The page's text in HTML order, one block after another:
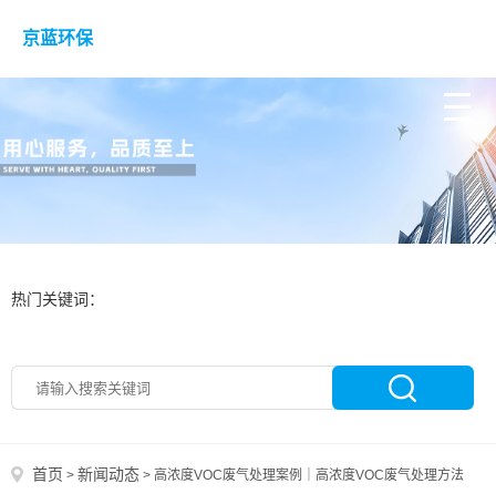
京蓝环保
热门关键词：
首页 > 新闻动态 > 高浓度VOC废气处理案例｜高浓度VOC废气处理方法